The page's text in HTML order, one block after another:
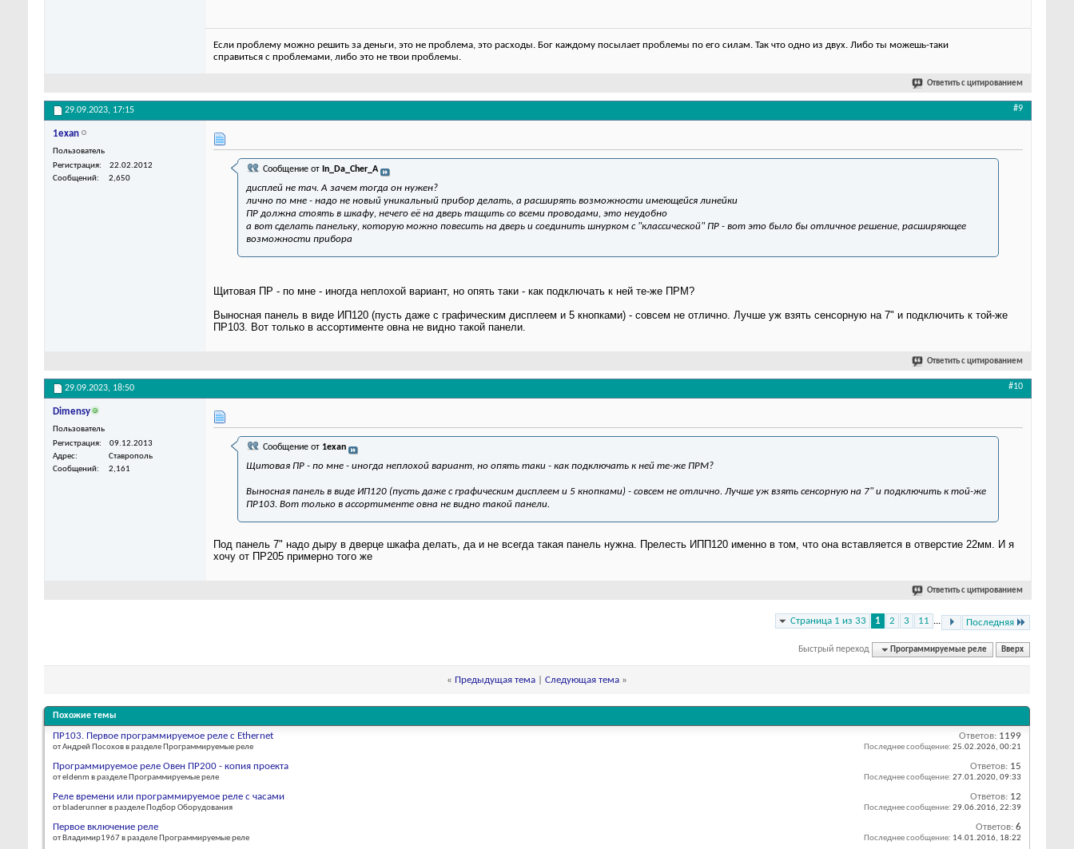
Если проблему можно решить за деньги, это не проблема, это расходы. Бог каждому посылает проблемы по его силам. Так что одно из двух. Либо ты можешь-таки
справиться с проблемами, либо это не твои проблемы.
Ответить с цитированием
29.09.2023, 17:15 #9
1exan
Пользователь
Регистрация
22.02.2012
Сообщений
2,650
Сообщение от In_Da_Cher_A
дисплей не тач. А зачем тогда он нужен?
лично по мне - надо не новый уникальный прибор делать, а расширять возможности имеющейся линейки
ПР должна стоять в шкафу, нечего её на дверь тащить со всеми проводами, это неудобно
а вот сделать панельку, которую можно повесить на дверь и соединить шнурком с "классической" ПР - вот это было бы отличное решение, расширяющее
возможности прибора
Щитовая ПР - по мне - иногда неплохой вариант, но опять таки - как подключать к ней те-же ПРМ?
Выносная панель в виде ИП120 (пусть даже с графическим дисплеем и 5 кнопками) - совсем не отлично. Лучше уж взять сенсорную на 7" и подключить к той-же
ПР103. Вот только в ассортименте овна не видно такой панели.
Ответить с цитированием
29.09.2023, 18:50 #10
Dimensy
Пользователь
Регистрация
09.12.2013
Адрес
Ставрополь
Сообщений
2,161
Сообщение от 1exan
Щитовая ПР - по мне - иногда неплохой вариант, но опять таки - как подключать к ней те-же ПРМ?
Выносная панель в виде ИП120 (пусть даже с графическим дисплеем и 5 кнопками) - совсем не отлично. Лучше уж взять сенсорную на 7" и подключить к той-же
ПР103. Вот только в ассортименте овна не видно такой панели.
Под панель 7" надо дыру в дверце шкафа делать, да и не всегда такая панель нужна. Прелесть ИПП120 именно в том, что она вставляется в отверстие 22мм. И я
хочу от ПР205 примерно того же
Ответить с цитированием
Страница 1 из 33 1 2 3 11 ... Последняя
Быстрый переход Программируемые реле Вверх
« Предыдущая тема Следующая тема »
Похожие темы
ПР103. Первое программируемое реле с Ethernet
от Андрей Посохов в разделе Программируемые реле
Ответов: 1199
Последнее сообщение: 25.02.2026, 00:21
Программируемое реле Овен ПР200 - копия проекта
от eldenm в разделе Программируемые реле
Ответов: 15
Последнее сообщение: 27.01.2020, 09:33
Реле времени или программируемое реле с часами
от bladerunner в разделе Подбор Оборудования
Ответов: 12
Последнее сообщение: 29.06.2016, 22:39
Первое включение реле
от Владимир1967 в разделе Программируемые реле
Ответов: 6
Последнее сообщение: 14.01.2016, 18:22